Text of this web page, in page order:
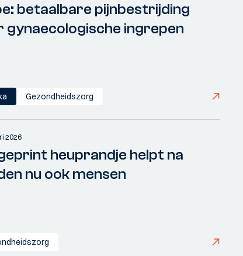
betaalbare pijnbestrijding
gynaecologische ingrepen
Gezondheidszorg
2026
heuprandje helpt na
nu ook mensen